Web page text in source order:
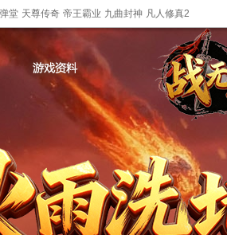
堂 天尊传奇 帝王霸业 九曲封神 凡人修真2